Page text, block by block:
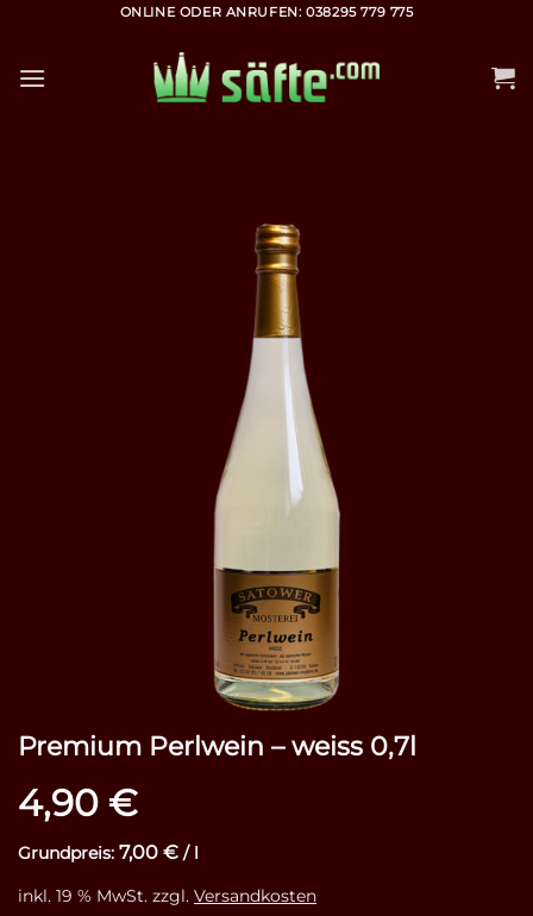
springen
ONLINE ODER ANRUFEN: 038295 779 775
Premium Perlwein – weiss 0,7l
4,90 €
Grundpreis: 7,00 € / l
inkl. 19 % MwSt. zzgl. Versandkosten